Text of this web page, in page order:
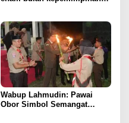
Prabowo
Wabup Lahmudin: Pawai
Obor Simbol Semangat